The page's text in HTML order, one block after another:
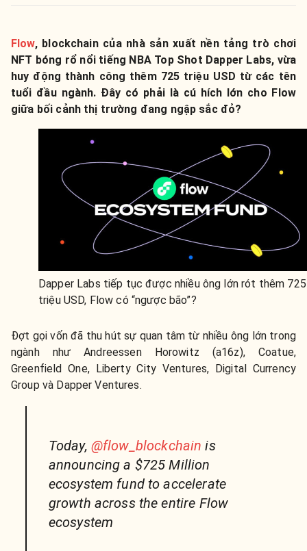
Flow, blockchain của nhà sản xuất nền tảng trò chơi
NFT bóng rổ nổi tiếng NBA Top Shot Dapper Labs, vừa
huy động thành công thêm 725 triệu USD từ các tên
tuổi đầu ngành. Đây có phải là cú hích lớn cho Flow
giữa bối cảnh thị trường đang ngập sắc đỏ?
Dapper Labs tiếp tục được nhiều ông lớn rót thêm 725
triệu USD, Flow có “ngược bão”?
Đợt gọi vốn đã thu hút sự quan tâm từ nhiều ông lớn trong
ngành như Andreessen Horowitz (a16z), Coatue,
Greenfield One, Liberty City Ventures, Digital Currency
Group và Dapper Ventures.
Today, @flow_blockchain is
announcing a $725 Million
ecosystem fund to accelerate
growth across the entire Flow
ecosystem